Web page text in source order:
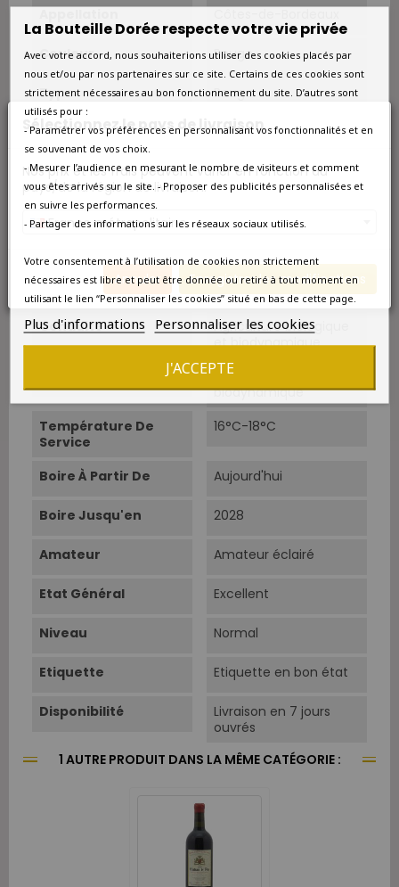
Sélectionnez le pays de livraison
Nos prix et les frais peuvent varier en fonction du
pays/de la région de livraison.
France métropolitaine
Annuler Enregistrer les modifications
Couleur Rouge
Type Rouge
Superficie
4 ha sur les 8 ha que
l'autre moitié en blanc.
Sols
Argilo-calcaire.
Cépages
Merlot 70%, Cabernet-
Sauvignon 30%.
Conduite
Agriculture biologique
et biodynamique
Biologique et
biodynamique
Température De
Service
16°C-18°C
Boire À Partir De Aujourd'hui
Boire Jusqu'en 2028
Amateur Amateur éclairé
Etat Général Excellent
Niveau Normal
Etiquette Etiquette en bon état
Disponibilité
Livraison en 7 jours
ouvrés
1 AUTRE PRODUIT DANS LA MÊME CATÉGORIE :
La Bouteille Dorée respecte votre vie privée
Avec votre accord, nous souhaiterions utiliser des cookies placés par
nous et/ou par nos partenaires sur ce site. Certains de ces cookies sont
strictement nécessaires au bon fonctionnement du site. D’autres sont
utilisés pour :
- Paramétrer vos préférences en personnalisant vos fonctionnalités et en
se souvenant de vos choix.
- Mesurer l’audience en mesurant le nombre de visiteurs et comment
vous êtes arrivés sur le site. - Proposer des publicités personnalisées et
en suivre les performances.
- Partager des informations sur les réseaux sociaux utilisés.
Votre consentement à l’utilisation de cookies non strictement
nécessaires est libre et peut être donnée ou retiré à tout moment en
utilisant le lien “Personnaliser les cookies” situé en bas de cette page.
Plus d'informations Personnaliser les cookies
J'ACCEPTE